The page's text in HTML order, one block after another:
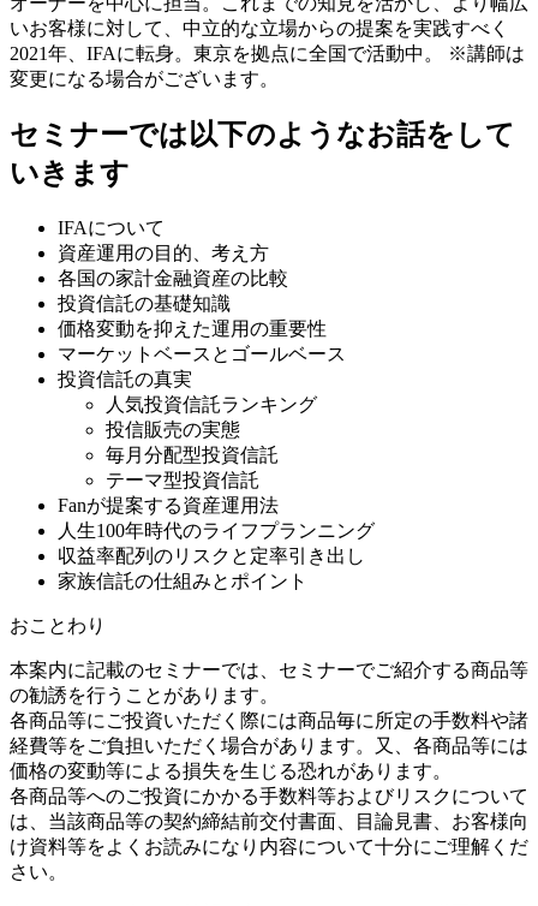
いお客様に対して、中立的な立場からの提案を実践すべく
2021年、IFAに転身。東京を拠点に全国で活動中。
※講師は
変更になる場合がございます。
​セミナーでは以下のようなお話をして
いきます
IFAについて
資産運用の目的、考え方
各国の家計金融資産の比較
投資信託の基礎知識
価格変動を抑えた運用の重要性
マーケットベースとゴールベース
投資信託の真実
人気投資信託ランキング
投信販売の実態
毎月分配型投資信託
テーマ型投資信託
Fanが提案する資産運用法
人生100年時代のライフプランニング
収益率配列のリスクと定率引き出し
家族信託の仕組みとポイント
おことわり
本案内に記載のセミナーでは、セミナーでご紹介する商品等
の勧誘を行うことがあります。
各商品等にご投資いただく際には商品毎に所定の手数料や諸
経費等をご負担いただく場合があります。又、各商品等には
価格の変動等による損失を生じる恐れがあります。
各商品等へのご投資にかかる手数料等およびリスクについて
は、当該商品等の契約締結前交付書面、目論見書、お客様向
け資料等をよくお読みになり内容について十分にご理解くだ
さい。